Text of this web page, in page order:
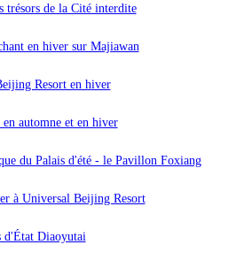
trésors de la Cité interdite
en hiver sur Majiawan
Resort en hiver
automne et en hiver
du Palais d'été - le Pavillon Foxiang
à Universal Beijing Resort
d'État Diaoyutai